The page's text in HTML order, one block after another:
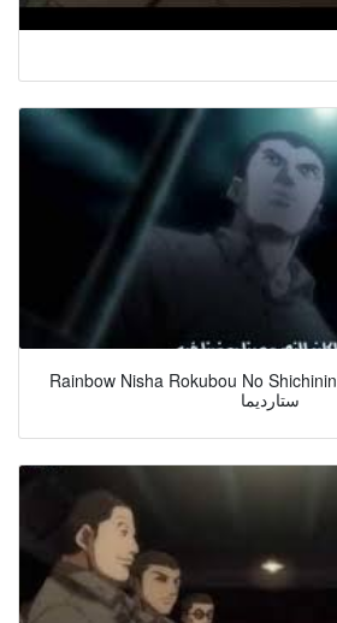
Rainbow Nisha Rokubou No Shichinin مترجم الحلقة 3 موقع
ستارديما